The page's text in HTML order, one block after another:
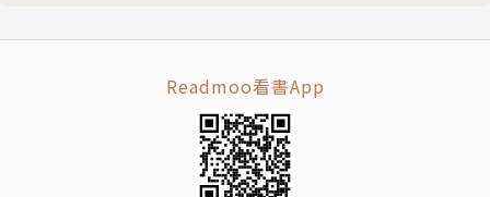
好宅大公開」（日本電視台）、「羽鳥慎一Morning S
20 為什麼愈睡愈累？
21 建立自己專屬的安眠法
＋免疫力UP 打造舒適的環境，空氣清淨機是好幫手
第6章 透過日常生活微運動，存健康之本
Readmoo看書App